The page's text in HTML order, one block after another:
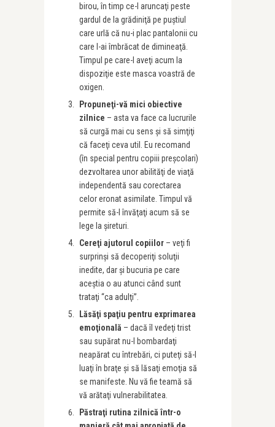
birou, în timp ce-l aruncaţi peste
gardul de la grădiniţă pe puştiul
care urlă că nu-i plac pantalonii cu
care l-ai îmbrăcat de dimineaţă.
Timpul pe care-l aveţi acum la
dispoziţie este masca voastră de
oxigen.
Propuneţi-vă mici obiective
zilnice – asta va face ca lucrurile
să curgă mai cu sens şi să simţiţi
că faceţi ceva util. Eu recomand
(în special pentru copiii preşcolari)
dezvoltarea unor abilităţi de viaţă
independentă sau corectarea
celor eronat asimilate. Timpul vă
permite să-l învăţaţi acum să se
lege la şireturi.
Cereţi ajutorul copiilor – veţi fi
surprinşi să decoperiţi soluţii
inedite, dar şi bucuria pe care
aceştia o au atunci când sunt
trataţi “ca adulţi”.
Lăsăţi spaţiu pentru exprimarea
emoţională – dacă îl vedeţi trist
sau supărat nu-l bombardaţi
neapărat cu întrebări, ci puteţi să-l
luaţi în braţe şi să lăsaţi emoţia să
se manifeste. Nu vă fie teamă să
vă arătaţi vulnerabilitatea.
Păstraţi rutina zilnică într-o